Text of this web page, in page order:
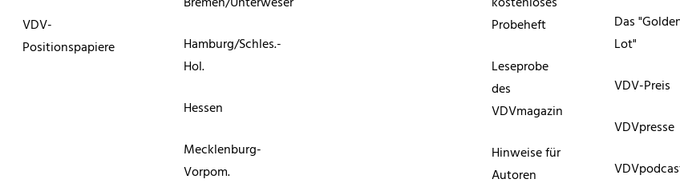
VDV-
Positionspapiere
Hamburg/Schles.-
Hol.
Hessen
Mecklenburg-
Vorpom.
Probeheft
Leseprobe
des
VDVmagazin
Hinweise für
Autoren
Das
Lot"
VDV-Preis
VDVpresse